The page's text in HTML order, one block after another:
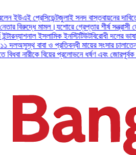
প্রেসিডেন্টজুলাই সনদ বাস্তবায়নের দাবিতে ৫
মামল।যশোরে গ্রেপ্তার শীর্ষ সন্ত্রাসী ডেভিড
ইসলামিক ইনস্টিটিউটবিরোধী দলের ভাষা
অসুস্থ বাবা ও প্রতিবন্ধী মায়ের সংসার চালাতেন
নারীকে বিয়ের প্রলোভনে ধর্ষণ এবং জোরপূর্বক